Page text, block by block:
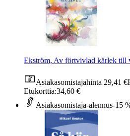
Ekström, Av förtvivlad kärlek till
Asiakasomistajahinta 29,41 €
Etukorttia:34,60 €
Asiakasomistaja-alennus-15